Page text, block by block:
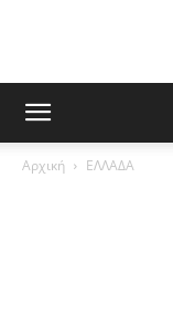
Αρχική ΕΛΛΑΔΑ